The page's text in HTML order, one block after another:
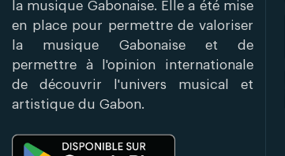
la musique Gabonaise. Elle a été mise
en place pour permettre de valoriser
la musique Gabonaise et de
permettre à l'opinion internationale
de découvrir l'univers musical et
artistique du Gabon.